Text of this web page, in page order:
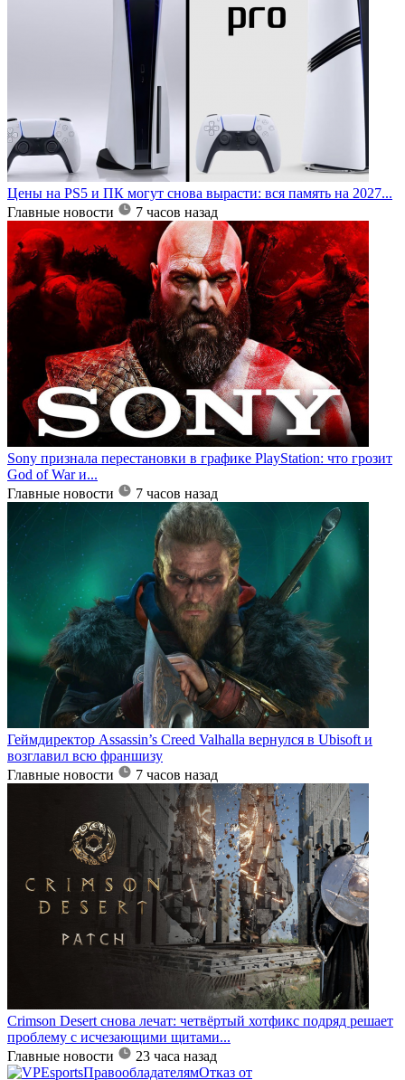
Цены на PS5 и ПК могут снова вырасти: вся память на 2027...
Главные новости
7 часов назад
Sony признала перестановки в графике PlayStation: что грозит
God of War и...
Главные новости
7 часов назад
Геймдиректор Assassin’s Creed Valhalla вернулся в Ubisoft и
возглавил всю франшизу
Главные новости
7 часов назад
Crimson Desert снова лечат: четвёртый хотфикс подряд решает
проблему с исчезающими щитами...
Главные новости
23 часа назад
ПравообладателямОтказ от